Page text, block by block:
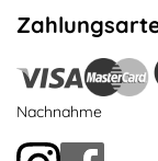
Nachnahme